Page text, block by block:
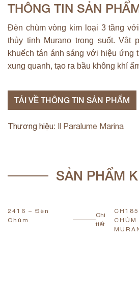
THÔNG TIN SẢN
Đèn chùm vòng kim loại 3 tầng
thủy tinh Murano trong suốt. Vật
khuếch tán ánh sáng với hiệu ứng
xung quanh, tạo ra bầu không khí
TẢI VỀ THÔNG TIN SẢN PHẨM
Thương hiệu: Il Paralume Marina
SẢN PHẨM
2416 – Đèn
Chùm
Chi
tiết
CHÙM